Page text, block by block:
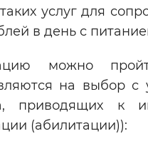
услуг для
в день с
можно
на выбор
приводящих к
(абилитации)):